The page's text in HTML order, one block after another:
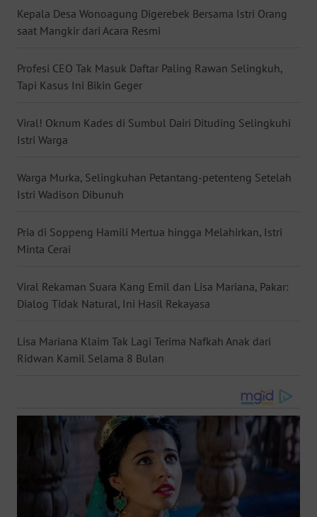
Kepala Desa Wonoagung Digerebek Bersama Istri Orang
saat Mangkir dari Acara Resmi
Profesi CEO Tak Masuk Daftar Paling Rawan Selingkuh,
Tapi Kasus Ini Bikin Geger
Viral! Oknum Kades di Sumbul Dairi Dituding Selingkuhi
Istri Warga
Warga Murka, Selingkuhan Petantang-petenteng Setelah
Istri Wadison Dibunuh
Pria di Soppeng Hamili Mertua hingga Melahirkan, Istri
Minta Cerai
Viral Rekaman Suara Kang Emil dan Lisa Mariana, Pakar:
Dialog Tidak Natural, Ini Hasil Rekayasa
Lisa Mariana Klaim Tak Lagi Terima Nafkah Anak dari
Ridwan Kamil Selama 8 Bulan
WN
SUMSEL
BENGKULU
LAMPUNG
JATENG
NUSANTARA
JOGJA
JATIM
WN
KALBAR
WN
KALTENG